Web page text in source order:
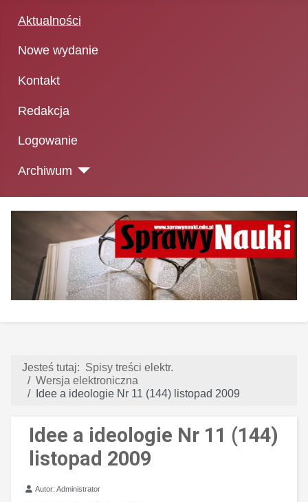
Aktualności
Nowe wydanie
Kontakt
Redakcja
Logowanie
Archiwum
Jesteś tutaj: Spisy treści elektr.
Wersja elektroniczna
Idee a ideologie Nr 11 (144) listopad 2009
Idee a ideologie Nr 11 (144)
listopad 2009
Szczegóły
Autor:Administrator